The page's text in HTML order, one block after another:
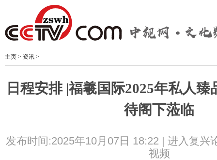
主页 > 资讯 >
日程安排 |福羲国际2025年私人
待阁下蒞临
发布时间:2025年10月07日 18:22 | 进入复兴
视频